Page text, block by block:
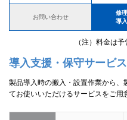
お問い合わせ
修
導
（注）料金は
導入支援・保守サービ
製品導入時の搬入・設置作業から、
てお使いいただけるサービスをご用